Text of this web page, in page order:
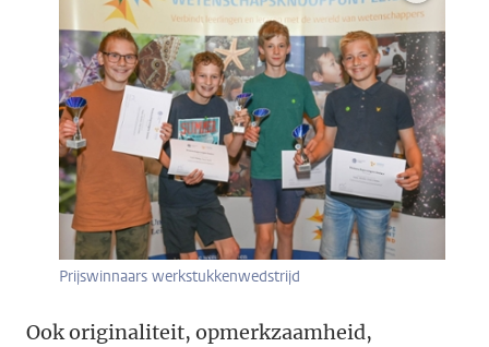
Prijswinnaars werkstukkenwedstrijd
Ook originaliteit, opmerkzaamheid,